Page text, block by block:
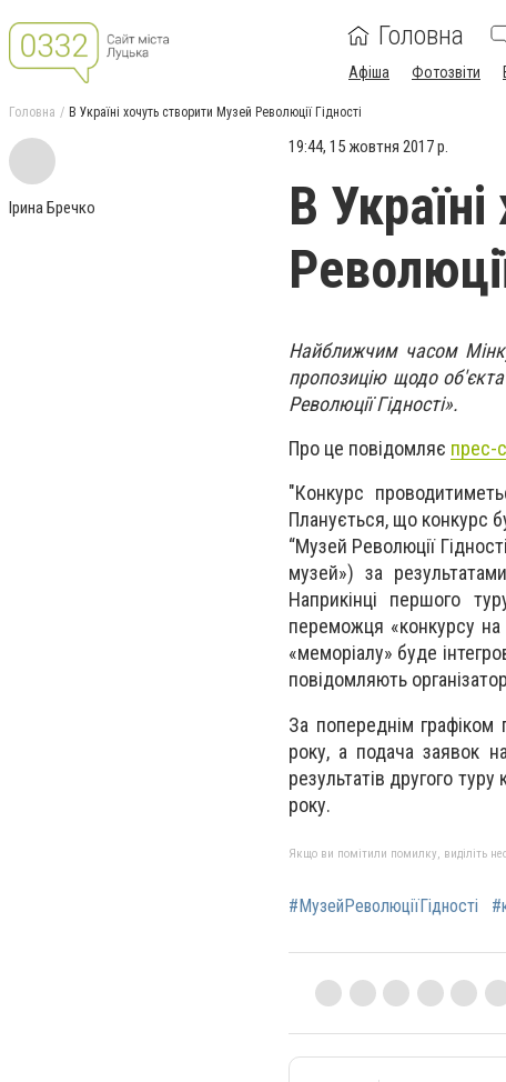
Головна
Афіша Фотозвіти
Головна В Україні хочуть створити Музей Революції Гідності
Ірина Бречко
19:44, 15 жовтня 2017 р.
В
Найближчим часом
пропозицію щодо
Революції Гідності».
Про це повідомляє прес-
"Конкурс
Планується, що конкурс
“Музей Революції
музей») за
Наприкінці першого
переможця «конкурсу на
«меморіалу» буде
повідомляють
За попереднім
року, а подача заявок
результатів другого
року.
Якщо ви помітили помилку, виділіть
#МузейРеволюціїГідності